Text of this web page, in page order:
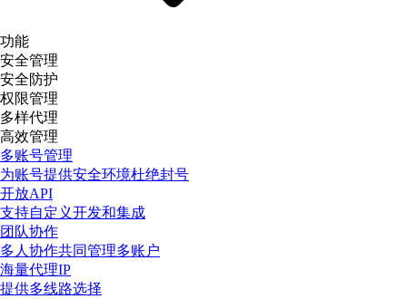
功能
安全管理
安全防护
权限管理
多样代理
高效管理
多账号管理
为账号提供安全环境杜绝封号
开放API
支持自定义开发和集成
团队协作
多人协作共同管理多账户
海量代理IP
提供多线路选择